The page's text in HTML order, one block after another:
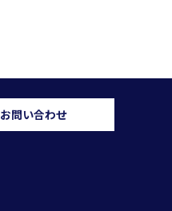
お問い合わせ